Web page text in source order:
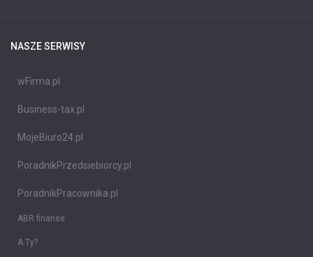
NASZE SERWISY
wFirma.pl
Business-tax.pl
MojeBiuro24.pl
PoradnikPrzedsiebiorcy.pl
PoradnikPracownika.pl
ABR finanse
A Ty?